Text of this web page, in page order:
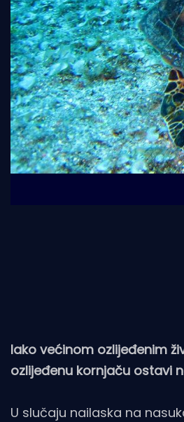
Iako većinom ozlijeđenim
ozlijeđenu kornjaču ostavi
U slučaju nailaska na